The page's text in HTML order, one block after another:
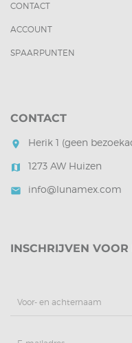
CONTACT
ACCOUNT
SPAARPUNTEN
CONTACT
room Herik 1 (geen
map 1273 AW Huizen
mail info@lunamex.com
INSCHRIJVEN